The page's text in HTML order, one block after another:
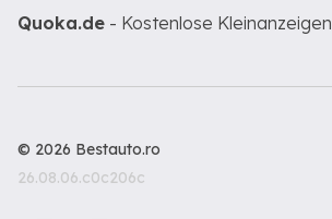
Quoka.de - Kostenlose Kleinanzeigen
© 2026 Bestauto.ro
26.08.06.c0c206c